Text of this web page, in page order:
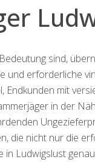
sind,
erforderliche
mit
in der
die nicht nur die
in Ludwigslust